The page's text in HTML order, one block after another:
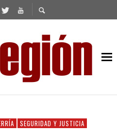
SEGURIDAD Y JUSTICIA